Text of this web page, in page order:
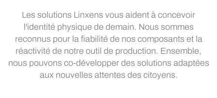
Les solutions Linxens vous aident à concevoir
l'identité physique de demain. Nous sommes
reconnus pour la fiabilité de nos composants et la
réactivité de notre outil de production. Ensemble,
nous pouvons co-développer des solutions adaptées
aux nouvelles attentes des citoyens.